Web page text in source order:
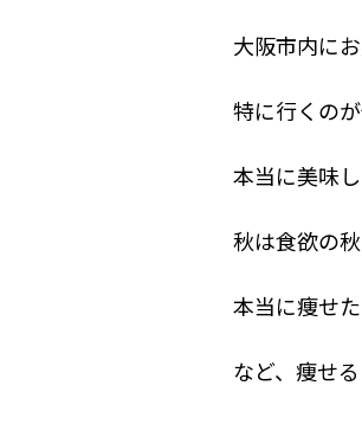
大阪市内に
特に行くの
本当に美味
秋は食欲の
本当に痩せ
など、痩せ